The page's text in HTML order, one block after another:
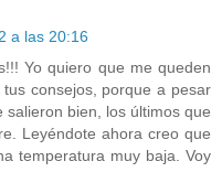
a las 20:16
Yo quiero que me queden
consejos, porque a pesar
bien, los últimos que
Leyéndote ahora creo que
temperatura muy baja. Voy